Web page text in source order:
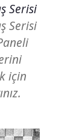
Serisi
Serisi
için